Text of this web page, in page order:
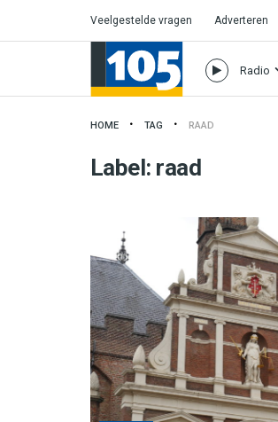
Veelgestelde vragen Adverteren
Radio
HOME TAG RAAD
Label: raad